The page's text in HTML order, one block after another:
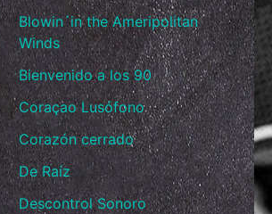
Blowin´in the Ameripolitan
Winds
Bienvenido a los 90
Coraçao Lusófono
Corazón cerrado
De Raíz
Descontrol Sonoro